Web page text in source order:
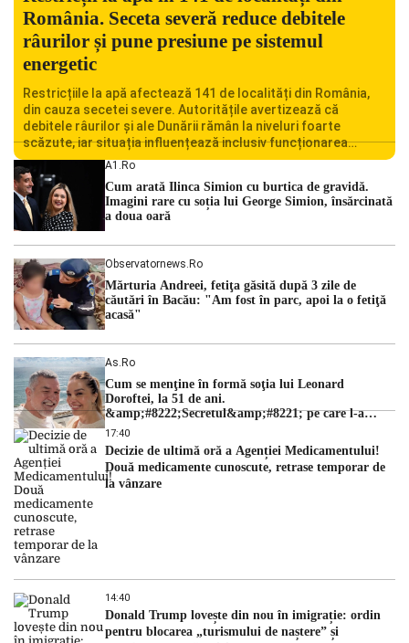
România. Seceta severă reduce debitele
râurilor și pune presiune pe sistemul
energetic
Restricțiile la apă afectează 141 de localități din România,
din cauza secetei severe. Autoritățile avertizează că
debitele râurilor și ale Dunării rămân la niveluri foarte
scăzute, iar situația influențează inclusiv funcționarea
Centralei Nucleare de la Cernavodă. România se confruntă
cu una dintre cele mai dificile perioade din punct de vedere
hidrologic din ultimii ani. Lipsa […]
A1.ro
Cum arată Ilinca Simion cu burtica de gravidă.
Imagini rare cu soția lui George Simion, însărcinată
a doua oară
Observatornews.ro
Mărturia Andreei, fetiţa găsită după 3 zile de
căutări în Bacău: "Am fost în parc, apoi la o fetiţă
acasă"
As.ro
Cum se menţine în formă soţia lui Leonard
Doroftei, la 51 de ani.
&amp;#8222;Secretul&amp;#8221; pe care l-a
dezvăluit
17:40
Decizie de ultimă oră a Agenției Medicamentului!
Două medicamente cunoscute, retrase temporar de
la vânzare
14:40
Donald Trump lovește din nou în imigrație: ordin
pentru blocarea „turismului de naștere” și